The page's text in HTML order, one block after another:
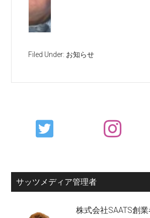
Filed Under: お知らせ
Primary
Sidebar
サッツメディア管理者
株式会社SAATS創